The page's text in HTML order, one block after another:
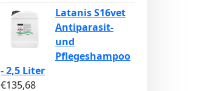
Latanis S16vet
Antiparasit-
und
Pflegeshampoo
- 2,5 Liter
€135,68